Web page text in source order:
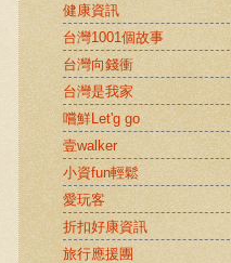
健康資訊
台灣1001個故事
台灣向錢衝
台灣是我家
嚐鮮Let'g go
壹walker
小資fun輕鬆
愛玩客
折扣好康資訊
旅行應援團